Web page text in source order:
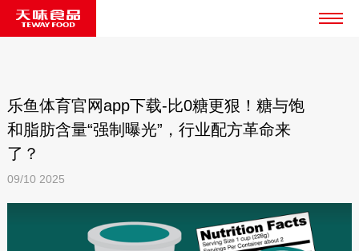
乐鱼体育官网app下载-比0糖更狠！糖与饱
和脂肪含量“强制曝光”，行业配方革命来
了？
09/10 2025